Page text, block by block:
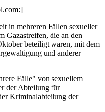
in mehreren Fällen sexueller
Gazastreifen, die an den
beteiligt waren, mit dem
und anderer
Fälle" von sexuellem
der Abteilung für
Kriminalabteilung der